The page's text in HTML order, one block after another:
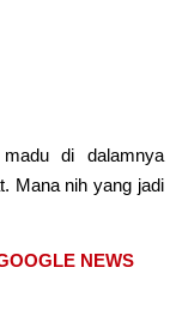
di dalamnya
Mana nih yang jadi
NEWS